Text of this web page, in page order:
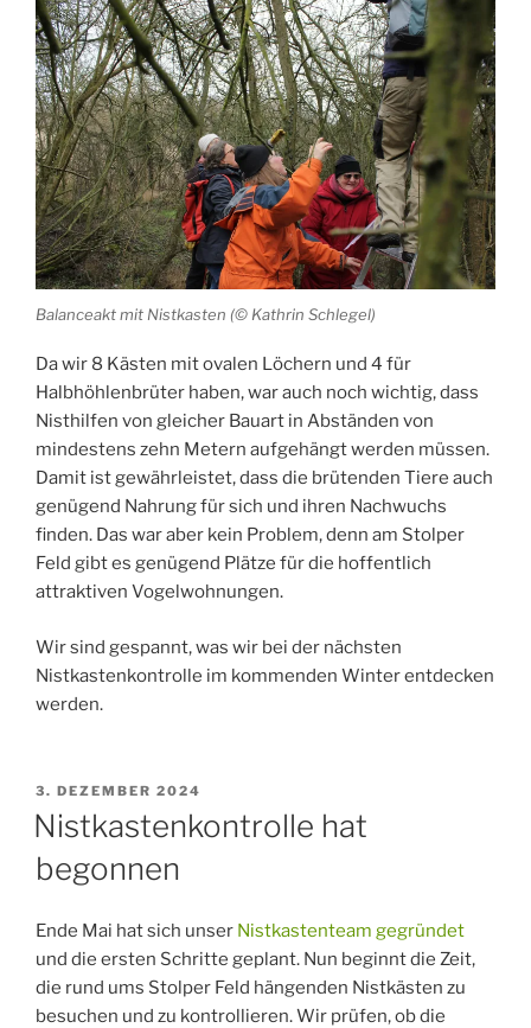
Balanceakt mit Nistkasten (© Kathrin Schlegel)
Da wir 8 Kästen mit ovalen Löchern und 4 für
Halbhöhlenbrüter haben, war auch noch wichtig, dass
Nisthilfen von gleicher Bauart in Abständen von
mindestens zehn Metern aufgehängt werden müssen.
Damit ist gewährleistet, dass die brütenden Tiere auch
genügend Nahrung für sich und ihren Nachwuchs
finden. Das war aber kein Problem, denn am Stolper
Feld gibt es genügend Plätze für die hoffentlich
attraktiven Vogelwohnungen.
Wir sind gespannt, was wir bei der nächsten
Nistkastenkontrolle im kommenden Winter entdecken
werden.
VERÖFFENTLICHT
AM
3. DEZEMBER 2024
Nistkastenkontrolle hat
begonnen
Ende Mai hat sich unser Nistkastenteam gegründet
und die ersten Schritte geplant. Nun beginnt die Zeit,
die rund ums Stolper Feld hängenden Nistkästen zu
besuchen und zu kontrollieren. Wir prüfen, ob die